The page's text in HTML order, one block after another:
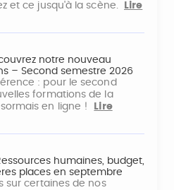
et ce jusqu'à la scène.
Lire
notre nouveau
– Second semestre 2026
: pour le second
formations de la
en ligne !
Lire
humaines, budget,
places en septembre
sur certaines de nos